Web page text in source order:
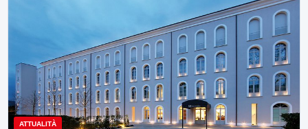
ATTUALITÀ